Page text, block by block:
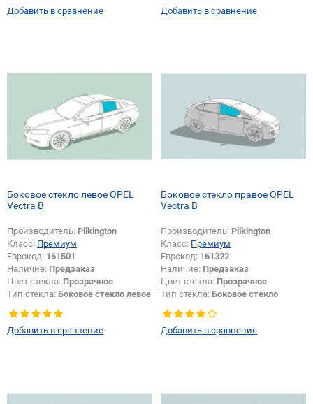
Добавить в сравнение Добавить в сравнение
Боковое стекло левое OPEL
Vectra B
Производитель: Pilkington
Класс: Премиум
Еврокод: 161501
Наличие: Предзаказ
Цвет стекла: Прозрачное
Тип стекла: Боковое стекло левое
Добавить в сравнение
Боковое стекло правое OPEL
Vectra B
Производитель: Pilkington
Класс: Премиум
Еврокод: 161322
Наличие: Предзаказ
Цвет стекла: Прозрачное
Тип стекла: Боковое стекло
правое
Добавить в сравнение